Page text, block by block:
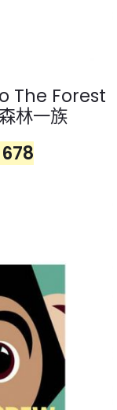
The Forest
林一族
678